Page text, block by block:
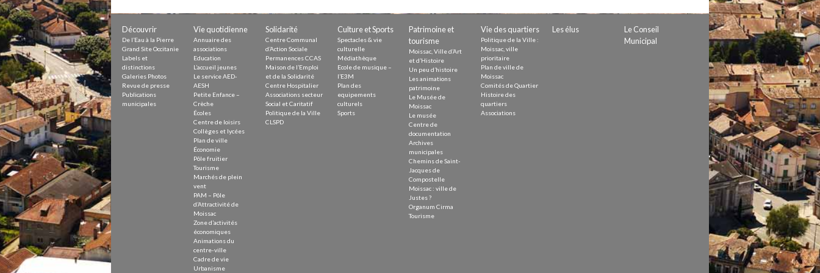
Écoles
Centre de loisirs
Collèges et lycées
Le service AED-AESH
Pôle fruitier
Tourisme
Marchés de plein vent
PAM – Pôle d’Attractivité de Moissac
Zones d’activités économiques
Animations du centre-ville
Annuaire des commerces
Démarchage
Urbanisme
Environnement développement durable
Déchets
Eau
Prévention des risques
Crues
Demande de subvention
Demande d’autorisation de tournage
Appels à projets
Découvrir
De l’Eau à la Pierre
Grand Site Occitanie
Labels et
distinctions
Galeries Photos
Revue de presse
Publications
municipales
Vie quotidienne
Annuaire des
associations
Education
L’accueil jeunes
Le service AED-
AESH
Petite Enfance –
Crèche
Écoles
Centre de loisirs
Collèges et lycées
Plan de ville
Économie
Pôle fruitier
Tourisme
Marchés de plein
vent
PAM – Pôle
d’Attractivité de
Moissac
Zone d’activités
économiques
Animations du
centre-ville
Cadre de vie
Urbanisme
Solidarité
Centre Communal
d’Action Sociale
Permanences CCAS
Maison de l’Emploi
et de la Solidarité
Centre Hospitalier
Associations secteur
Social et Caritatif
Politique de la Ville
CLSPD
Culture et Sports
Spectacles & vie
culturelle
Médiathèque
Ecole de musique –
l’E3M
Plan des
equipements
culturels
Sports
Patrimoine et
tourisme
Moissac, Ville d’Art
et d’Histoire
Un peu d’histoire
Les animations
patrimoine
Le Musée de
Moissac
Le musée
Centre de
documentation
Archives
municipales
Chemins de Saint-
Jacques de
Compostelle
Moissac : ville de
Justes ?
Organum Cirma
Tourisme
Vie des quartiers
Politique de la Ville :
Moissac, ville
prioritaire
Plan de ville de
Moissac
Comités de Quartier
Histoire des
quartiers
Associations
Les élus
Le Conseil
Municipal